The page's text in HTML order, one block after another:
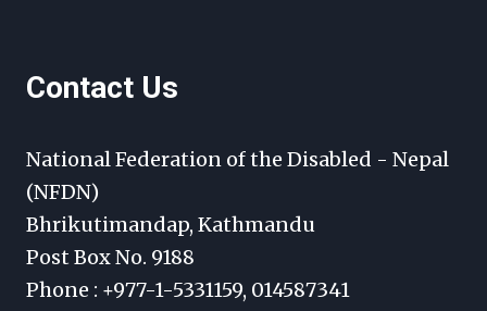
Contact Us
National Federation of the Disabled - Nepal
(NFDN)
Bhrikutimandap, Kathmandu
Post Box No. 9188
Phone : +977-1-5331159, 014587341